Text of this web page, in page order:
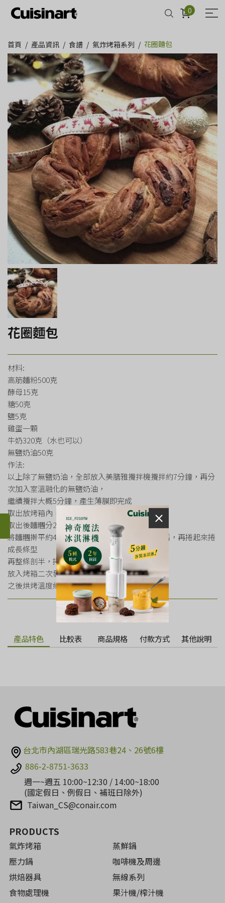
0
首頁 產品資訊 食譜 氣炸烤箱系列 花圈麵包
花圈麵包
材料:
高筋麵粉500克
酵母15克
糖50克
鹽5克
雞蛋一顆
牛奶320克（水也可以）
無鹽奶油50克
作法:
以上除了無鹽奶油，全部放入美膳雅攪拌機攪拌約7分鐘，再分
次加入室溫融化的無鹽奶油，
繼續攪拌大概5分鐘，產生薄膜即完成
取出放烤箱內，旁邊放一杯熱水發酵小時
取出後麵糰分2份
將麵糰擀平約40*50大小，塗上肉桂醬或巧克力醬，再捲起來捲
成長條型
再整條剖半，捲成麻花卷，再繞成一圈接緊
放入烤箱二次發酵1小時
之後烘烤溫度約170-180度，烘烤約15-20分
產品特色 比較表 商品規格 付款方式 其他說明
台北市內湖區瑞光路583巷24、26號6樓
886-2-8751-3633
週一~週五 10:00~12:30 / 14:00~18:00
(國定假日、例假日、補班日除外)
Taiwan_CS@conair.com
PRODUCTS
氣炸烤箱
蒸鮮鍋
壓力鍋
咖啡機及周邊
烘焙器具
無線系列
食物處理機
果汁機/榨汁機